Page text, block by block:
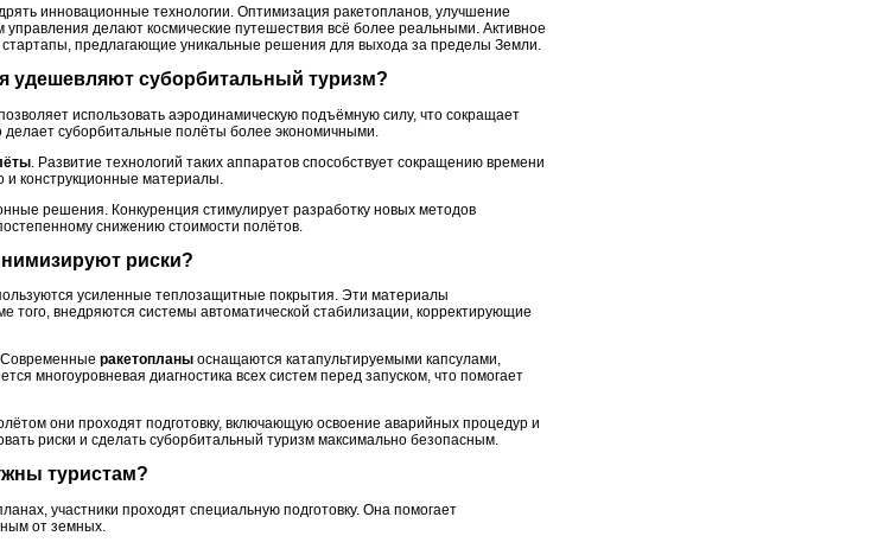
инновационные технологии. Оптимизация ракетопланов, улучшение
делают космические путешествия всё более реальными. Активное
стартапы, предлагающие уникальные решения для выхода за пределы Земли.
удешевляют суборбитальный туризм?
позволяет использовать аэродинамическую подъёмную силу, что сокращает
суборбитальные полёты более экономичными.
. Развитие технологий таких аппаратов способствует сокращению времени
конструкционные материалы.
решения. Конкуренция стимулирует разработку новых методов
снижению стоимости полётов.
риски?
усиленные теплозащитные покрытия. Эти материалы
того, внедряются системы автоматической стабилизации, корректирующие
Современные ракетопланы оснащаются катапультируемыми капсулами,
многоуровневая диагностика всех систем перед запуском, что помогает
они проходят подготовку, включающую освоение аварийных процедур и
риски и сделать суборбитальный туризм максимально безопасным.
туристам?
участники проходят специальную подготовку. Она помогает
от земных.